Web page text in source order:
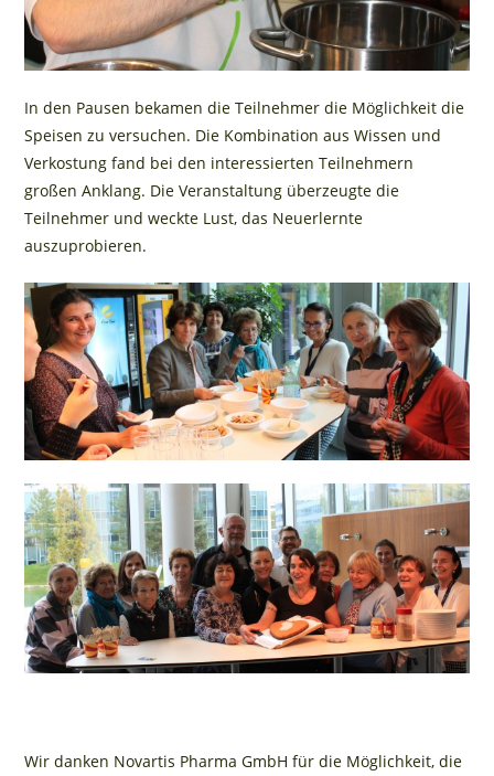
In den Pausen bekamen die Teilnehmer die Möglichkeit die
Speisen zu versuchen. Die Kombination aus Wissen und
Verkostung fand bei den interessierten Teilnehmern
großen Anklang. Die Veranstaltung überzeugte die
Teilnehmer und weckte Lust, das Neuerlernte
auszuprobieren.
Wir danken Novartis Pharma GmbH für die Möglichkeit, die